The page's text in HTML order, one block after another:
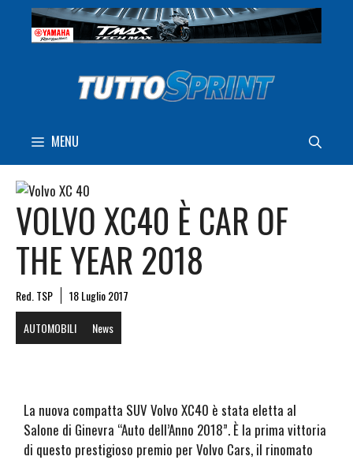
contenuto
MENU
VOLVO XC40 È CAR OF
THE YEAR 2018
Red. TSP
18 Luglio 2017
AUTOMOBILI
News
La nuova compatta SUV Volvo XC40 è stata eletta al
Salone di Ginevra “Auto dell’Anno 2018”. È la prima vittoria
di questo prestigioso premio per Volvo Cars, il rinomato